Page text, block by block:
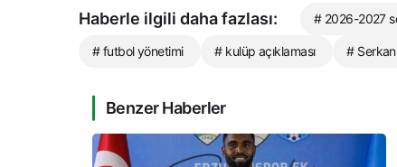
Haberle ilgili daha fazlası: # 2026-2027
# futbol yönetimi # kulüp açıklaması #
Benzer Haberler